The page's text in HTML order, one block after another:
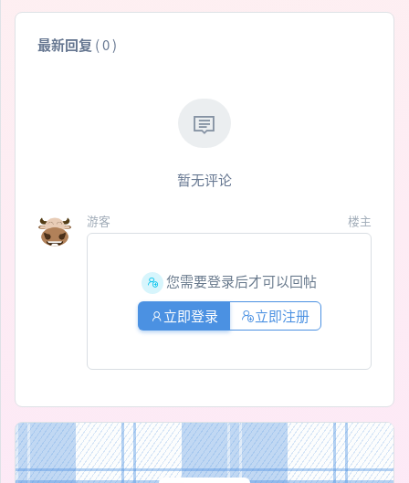
最新回复 (0)
暂无评论
游客 楼主
您需要登录后才可以回帖
立即登录
立即注册